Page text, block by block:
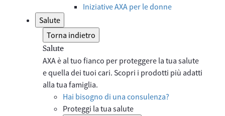
Iniziative AXA per le donne
Salute
Torna indietro
Salute
AXA è al tuo fianco per proteggere la tua salute
e quella dei tuoi cari. Scopri i prodotti più adatti
alla tua famiglia.
Hai bisogno di una consulenza?
Proteggi la tua salute